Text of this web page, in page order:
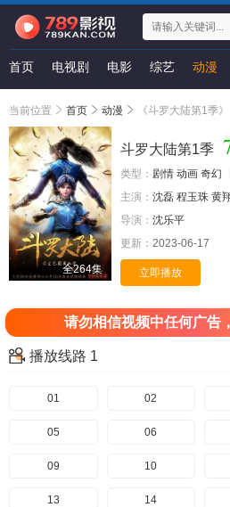
首页 电视剧 电影 综艺 动漫
当前位置 首页 动漫 《斗罗大陆第1季》
全264集
斗罗大陆第1季
类型： 剧情 动画 奇幻
主演： 沈磊 程玉珠 黄
导演： 沈乐平
更新： 2023-06-17
立即播放
请勿相信视频中任何广告
播放线路 1
01 02
05 06
09 10
13 14